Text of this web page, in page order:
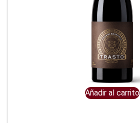
Añadir al carrito